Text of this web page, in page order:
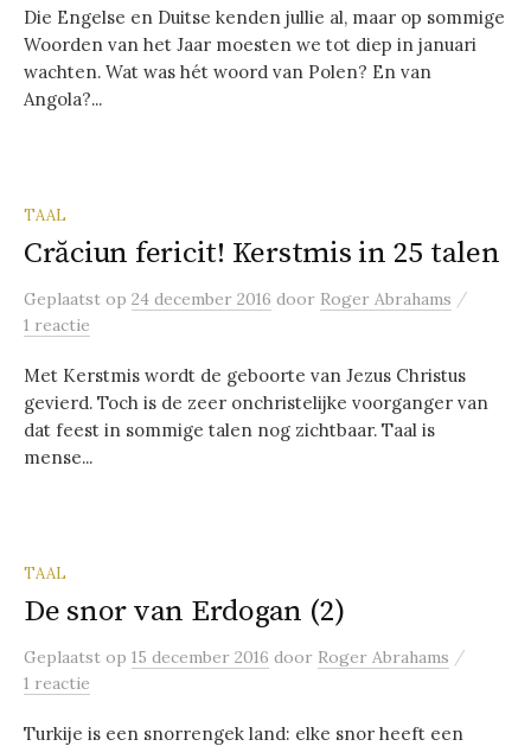
Die Engelse en Duitse kenden jullie al, maar op sommige
Woorden van het Jaar moesten we tot diep in januari
wachten. Wat was hét woord van Polen? En van
Angola?...
TAAL
Crăciun fericit! Kerstmis in 25 talen
Geplaatst op 24 december 2016 door Roger Abrahams /
1 reactie
Met Kerstmis wordt de geboorte van Jezus Christus
gevierd. Toch is de zeer onchristelijke voorganger van
dat feest in sommige talen nog zichtbaar. Taal is
mense...
TAAL
De snor van Erdogan (2)
Geplaatst op 15 december 2016 door Roger Abrahams /
1 reactie
Turkije is een snorrengek land: elke snor heeft een